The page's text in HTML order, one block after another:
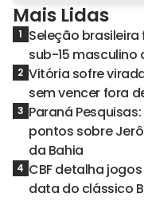
Mais Lidas
1 Seleção
sub-15
2 Vitória sofre
sem vencer fora
3 Paraná
pontos sobre
da Bahia
4 CBF detalha
data do clássico